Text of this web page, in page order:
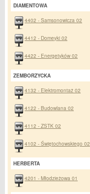
DIAMENTOWA
4402 - Samsonowicza 02
4412 - Domeyki 02
4422 - Energetyków 02
ZEMBORZYCKA
4132 - Elektromontaż 02
4122 - Budowlana 02
4112 - ZSTK 02
4102 - Świętochowskiego 02
HERBERTA
4201 - Młodzieżowa 01